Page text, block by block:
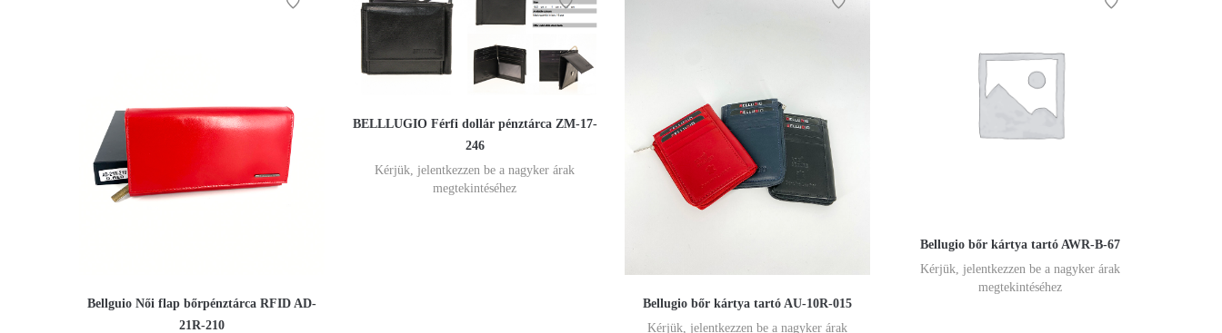
Bellguio Női flap bőrpénztárca RFID AD-
21R-210
BELLLUGIO Férfi dollár pénztárca ZM-17-
246
Kérjük, jelentkezzen be a nagyker árak
megtekintéséhez
Bellugio bőr kártya tartó AU-10R-015
Kérjük, jelentkezzen be a nagyker árak
Bellugio bőr kártya tartó AWR-B-67
Kérjük, jelentkezzen be a nagyker árak
megtekintéséhez